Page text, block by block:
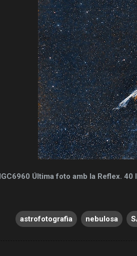
Última foto amb la Reflex.
astrofotografia nebulosa